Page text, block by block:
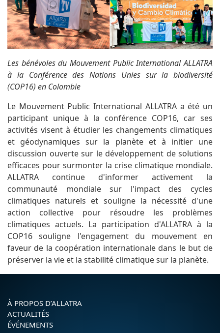
Les bénévoles du Mouvement Public International ALLATRA
à la Conférence des Nations Unies sur la biodiversité
(COP16) en Colombie
Le Mouvement Public International ALLATRA a été un
participant unique à la conférence COP16, car ses
activités visent à étudier les changements climatiques
et géodynamiques sur la planète et à initier une
discussion ouverte sur le développement de solutions
efficaces pour surmonter la crise climatique mondiale.
ALLATRA continue d'informer activement la
communauté mondiale sur l'impact des cycles
climatiques naturels et souligne la nécessité d'une
action collective pour résoudre les problèmes
climatiques actuels. La participation d'ALLATRA à la
COP16 souligne l'engagement du mouvement en
faveur de la coopération internationale dans le but de
préserver la vie et la stabilité climatique sur la planète.
À PROPOS D’ALLATRA
ACTUALITÉS
ÉVÉNEMENTS